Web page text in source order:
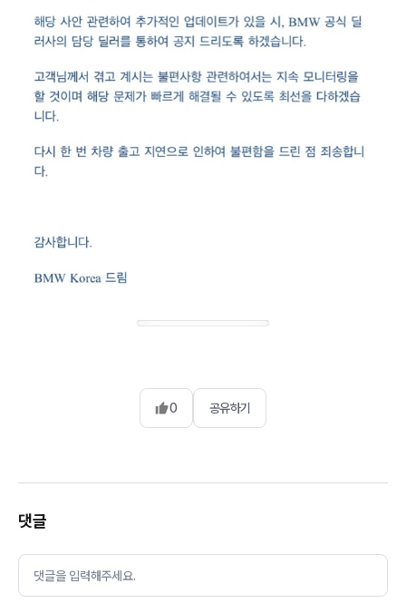
0 공유하기
댓글
댓글을 입력해주세요.